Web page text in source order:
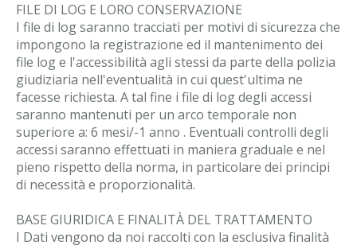
FILE DI LOG E LORO CONSERVAZIONE
I file di log saranno tracciati per motivi di sicurezza che
impongono la registrazione ed il mantenimento dei
file log e l'accessibilità agli stessi da parte della polizia
giudiziaria nell'eventualità in cui quest'ultima ne
facesse richiesta. A tal fine i file di log degli accessi
saranno mantenuti per un arco temporale non
superiore a: 6 mesi/-1 anno . Eventuali controlli degli
accessi saranno effettuati in maniera graduale e nel
pieno rispetto della norma, in particolare dei principi
di necessità e proporzionalità.
BASE GIURIDICA E FINALITÀ DEL TRATTAMENTO
I Dati vengono da noi raccolti con la esclusiva finalità